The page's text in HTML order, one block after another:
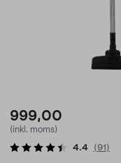
999,00
(inkl. moms)
4.4 (91 )